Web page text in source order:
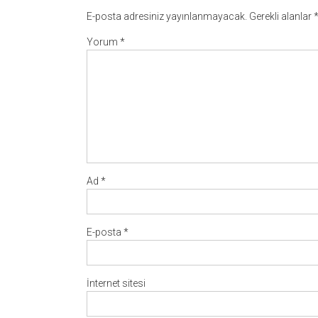
E-posta adresiniz yayınlanmayacak. Gerekli alanlar*
Yorum *
Ad *
E-posta *
İnternet sitesi